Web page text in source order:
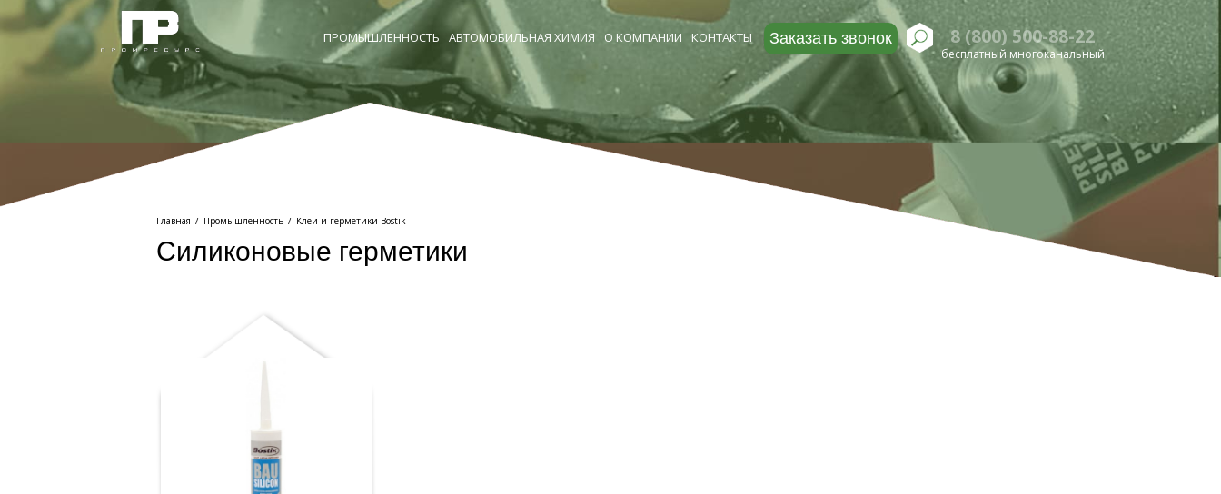
Заказать звонок 8 (800) 500-88-22
бесплатный многоканальный
ПРОМЫШЛЕННОСТЬ АВТОМОБИЛЬНАЯ ХИМИЯ О КОМПАНИИ КОНТАКТЫ
Главная / Промышленность / Клеи и герметики Bostik
Силиконовые герметики